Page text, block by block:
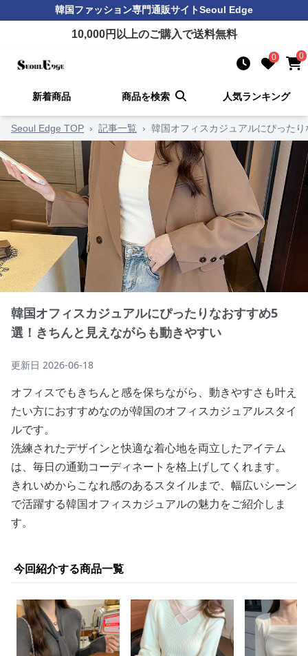
韓国ファッション専門通販サイトSeoul Edge
10,000円以上のご購入で送料無料
0 0
新着商品 商品を検索 人気ランキング
Seoul Edge TOP › 記事一覧 › 韓国オフィスカジュアルにぴった
韓国オフィスカジュアルにぴったりなおすすめ5
選！きちんと見えながらも動きやすい
更新日 2026-06-18
オフィスでもきちんと感を保ちながら、動きやすさも叶え
たい方におすすめなのが韓国のオフィスカジュアルスタイ
ルです。
洗練されたデザインと快適な着心地を両立したアイテム
は、毎日の通勤コーディネートを格上げしてくれます。
きれいめからこなれ感のあるスタイルまで、幅広いシーン
で活躍する韓国オフィスカジュアルの魅力をご紹介しま
す。
今回紹介する商品一覧